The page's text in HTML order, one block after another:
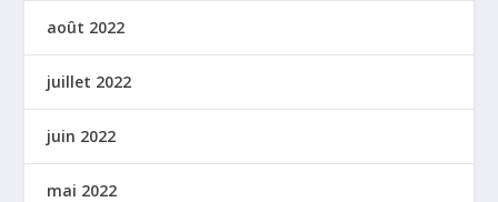
août 2022
juillet 2022
juin 2022
mai 2022